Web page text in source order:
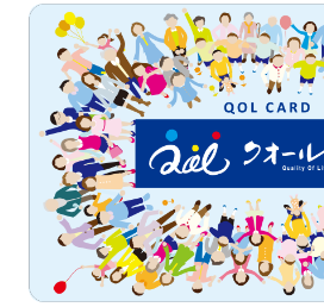
「安心」かかりつけ薬剤師制度・在宅医療
「便利」街ナカ、駅ナカ、駅チカ薬局
「快適」クオールのやさしい設備
クオールの取り組みトップへ
クオールみんなの保健室
健康サポート薬局
認定薬局
医療機関との連携
コンプライアンス
保険薬局を知ろう
保険薬局を知ろうトップへ
かかりつけ薬剤師
薬局での待ち時間のおはなし
ジェネリックとは？
採用情報
採用情報トップへ
新卒採用（薬剤師）
新卒採用（医療事務）
教育制度
SDGs